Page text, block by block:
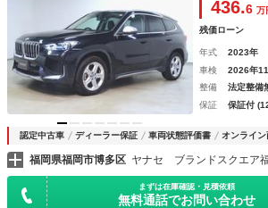
436.6 万
残価ローン
年式 2023年
車検
2026年11
整備
法定整備
保証
保証付
認定中古車 ディーラー保証 車両状態評価書 オンライ
福岡県福岡市博多区
まずは在庫確認・見積依頼
無料通話でお問い合わせ